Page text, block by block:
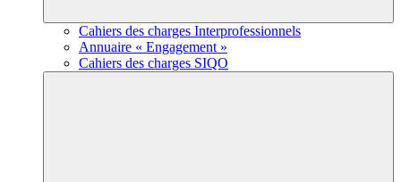
Cahiers des charges Interprofessionnels
Annuaire « Engagement »
Cahiers des charges SIQO